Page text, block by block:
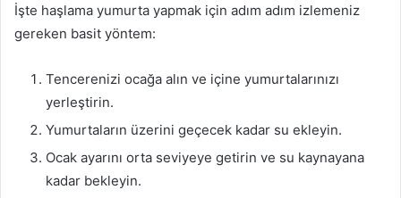
İşte haşlama yumurta yapmak için adım adım izlemeniz
gereken basit yöntem:
Tencerenizi ocağa alın ve içine yumurtalarınızı
yerleştirin.
Yumurtaların üzerini geçecek kadar su ekleyin.
Ocak ayarını orta seviyeye getirin ve su kaynayana
kadar bekleyin.